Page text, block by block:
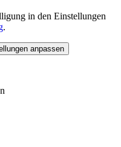
in den Einstellungen
.
anpassen